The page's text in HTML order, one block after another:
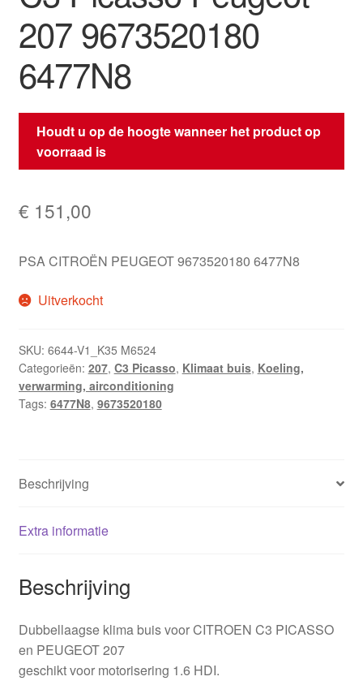
207 9673520180
6477N8
Houdt u op de hoogte wanneer het product op
voorraad is
€ 151,00
PSA CITROËN PEUGEOT 9673520180 6477N8
Uitverkocht
SKU: 6644-V1_K35 M6524
Categorieën: 207, C3 Picasso, Klimaat buis, Koeling,
verwarming, airconditioning
Tags: 6477N8, 9673520180
Beschrijving
Extra informatie
Beschrijving
Dubbellaagse klima buis voor CITROEN C3 PICASSO
en PEUGEOT 207
geschikt voor motorisering 1.6 HDI.